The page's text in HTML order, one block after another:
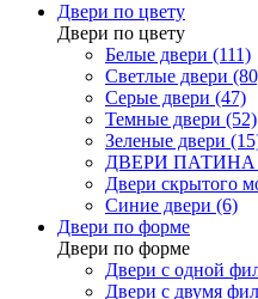
Двери по цвету
Двери по цвету
Белые двери (111)
Светлые двери
Серые двери (47)
Темные двери (52)
Зеленые двери
ДВЕРИ ПАТИНА
Двери скрытого
Синие двери (6)
Двери по форме
Двери по форме
Двери с одной
Двери с двумя